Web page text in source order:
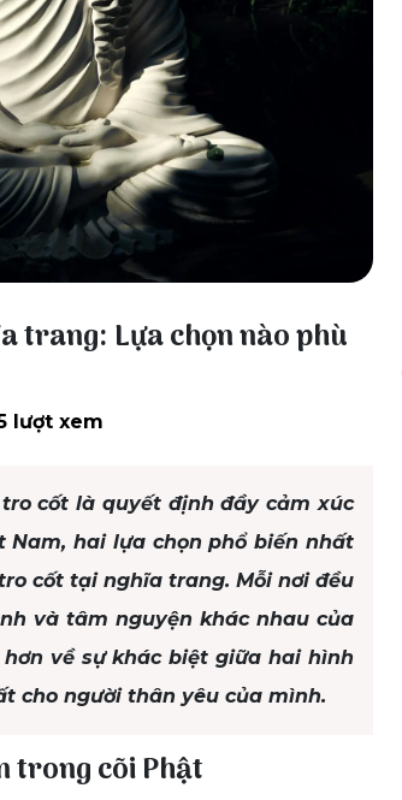
trang: Lựa chọn nào phù
lượt xem
cốt là quyết định đầy cảm xúc
hai lựa chọn phổ biến nhất
cốt tại nghĩa trang. Mỗi nơi đều
và tâm nguyện khác nhau của
về sự khác biệt giữa hai hình
cho người thân yêu của mình.
trong cõi Phật